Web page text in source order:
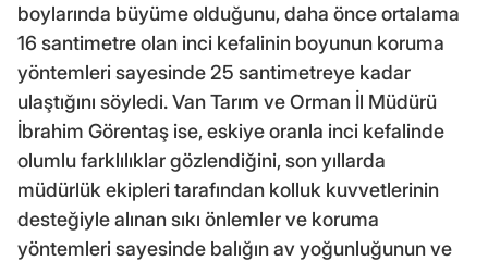
boylarında büyüme olduğunu, daha önce ortalama
16 santimetre olan inci kefalinin boyunun koruma
yöntemleri sayesinde 25 santimetreye kadar
ulaştığını söyledi. Van Tarım ve Orman İl Müdürü
İbrahim Görentaş ise, eskiye oranla inci kefalinde
olumlu farklılıklar gözlendiğini, son yıllarda
müdürlük ekipleri tarafından kolluk kuvvetlerinin
desteğiyle alınan sıkı önlemler ve koruma
yöntemleri sayesinde balığın av yoğunluğunun ve